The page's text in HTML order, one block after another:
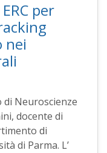
per
nei
di Neuroscienze
docente di
di
di Parma. L’